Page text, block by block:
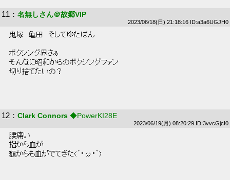
11 ： 名無しさん＠故郷VIP
2023/06/18(日) 21:18:16 ID:a3a6UGJH0
鬼塚　亀田　そしてゆたぼん
ボクシング界さぁ
そんなに昭和からのボクシングファン
切り捨てたいの？
12 ： Clark Connors ◆PowerKI28E
2023/06/19(月) 08:20:29 ID:3vvcGjcI0
腰痛い
指から血が
額からも血がでてきた(´・ω・｀)